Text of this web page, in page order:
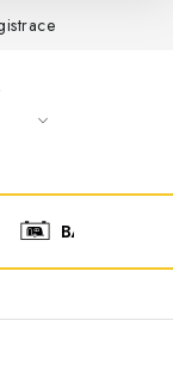
ÚDAJŮ
BATERIOVÉ